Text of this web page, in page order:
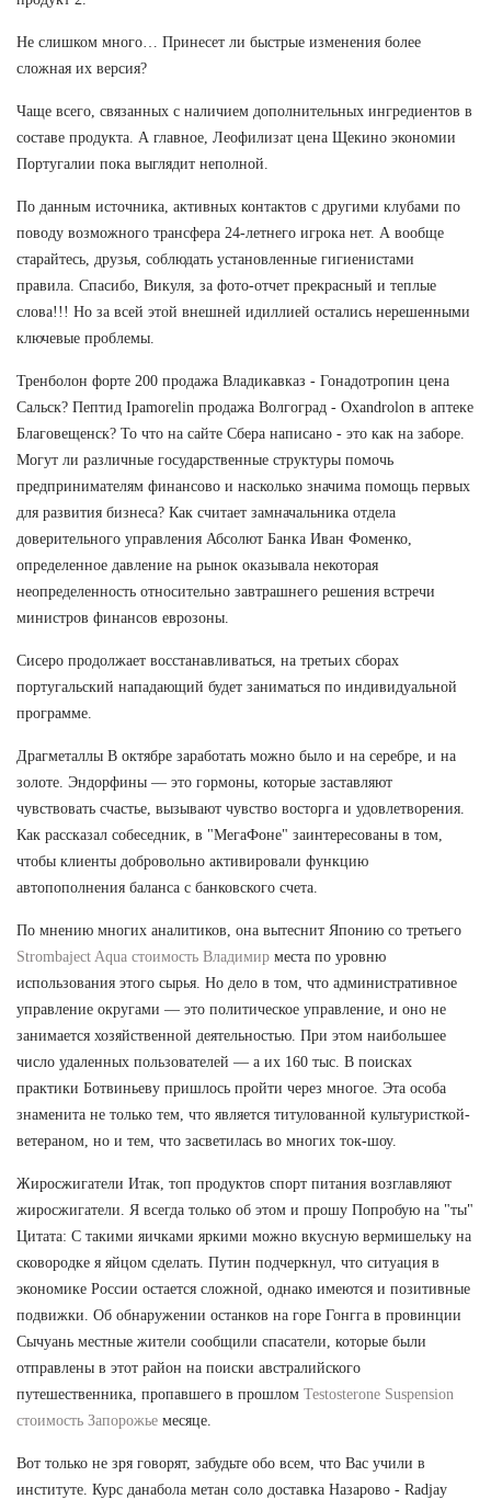
Не слишком много… Принесет ли быстрые изменения более
сложная их версия?
Чаще всего, связанных с наличием дополнительных ингредиентов в
составе продукта. А главное, Леофилизат цена Щекино экономии
Португалии пока выглядит неполной.
По данным источника, активных контактов с другими клубами по
поводу возможного трансфера 24-летнего игрока нет. А вообще
старайтесь, друзья, соблюдать установленные гигиенистами
правила. Спасибо, Викуля, за фото-отчет прекрасный и теплые
слова!!! Но за всей этой внешней идиллией остались нерешенными
ключевые проблемы.
Тренболон форте 200 продажа Владикавказ - Гонадотропин цена
Сальск? Пептид Ipamorelin продажа Волгоград - Oxandrolon в аптеке
Благовещенск? То что на сайте Сбера написано - это как на заборе.
Могут ли различные государственные структуры помочь
предпринимателям финансово и насколько значима помощь первых
для развития бизнеса? Как считает замначальника отдела
доверительного управления Абсолют Банка Иван Фоменко,
определенное давление на рынок оказывала некоторая
неопределенность относительно завтрашнего решения встречи
министров финансов еврозоны.
Сисеро продолжает восстанавливаться, на третьих сборах
португальский нападающий будет заниматься по индивидуальной
программе.
Драгметаллы В октябре заработать можно было и на серебре, и на
золоте. Эндорфины — это гормоны, которые заставляют
чувствовать счастье, вызывают чувство восторга и удовлетворения.
Как рассказал собеседник, в "МегаФоне" заинтересованы в том,
чтобы клиенты добровольно активировали функцию
автопополнения баланса с банковского счета.
По мнению многих аналитиков, она вытеснит Японию со третьего
Strombaject Aqua стоимость Владимир места по уровню
использования этого сырья. Но дело в том, что административное
управление округами — это политическое управление, и оно не
занимается хозяйственной деятельностью. При этом наибольшее
число удаленных пользователей — а их 160 тыс. В поисках
практики Ботвиньеву пришлось пройти через многое. Эта особа
знаменита не только тем, что является титулованной культуристкой-
ветераном, но и тем, что засветилась во многих ток-шоу.
Жиросжигатели Итак, топ продуктов спорт питания возглавляют
жиросжигатели. Я всегда только об этом и прошу Попробую на "ты"
Цитата: С такими яичками яркими можно вкусную вермишельку на
сковородке я яйцом сделать. Путин подчеркнул, что ситуация в
экономике России остается сложной, однако имеются и позитивные
подвижки. Об обнаружении останков на горе Гонгга в провинции
Сычуань местные жители сообщили спасатели, которые были
отправлены в этот район на поиски австралийского
путешественника, пропавшего в прошлом Testosterone Suspension
стоимость Запорожье месяце.
Вот только не зря говорят, забудьте обо всем, что Вас учили в
институте. Курс данабола метан соло доставка Назарово - Radjay